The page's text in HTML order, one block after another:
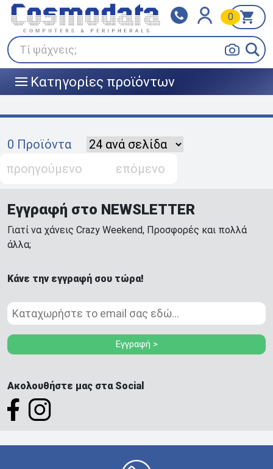
Τί ψάχνεις;
0
||| Κατηγορίες προϊόντων
Klarna
Πληρώστε σε 3
άτοκες δόσεις
BOX NOW
0 Προϊόντα
προηγούμενο
επόμενο
Εγγραφή στο NEWSLETTER
Γιατί να χάνεις Crazy Weekend, Προσφορές και πολλά
άλλα;
Κάνε την εγγραφή σου τώρα!
Εγγραφή >
Ακολουθήστε μας στα Social